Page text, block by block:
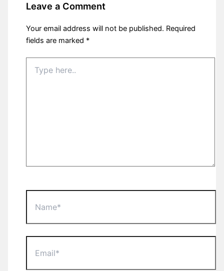
Leave a Comment
Your email address will not be published. Required
fields are marked *
here..